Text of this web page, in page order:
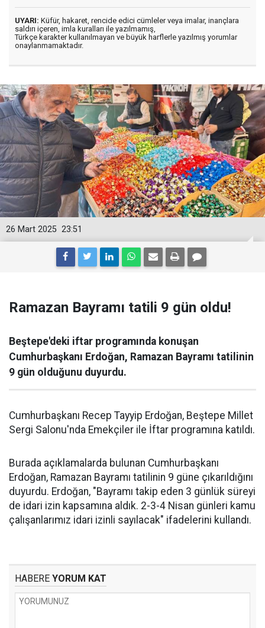
UYARI: Küfür, hakaret, rencide edici cümleler veya imalar, inançlara
saldırı içeren, imla kuralları ile yazılmamış,
Türkçe karakter kullanılmayan ve büyük harflerle yazılmış yorumlar
onaylanmamaktadır.
23:51
26 Mart 2025
Ramazan Bayramı tatili 9 gün oldu!
Beştepe'deki iftar programında konuşan
Cumhurbaşkanı Erdoğan, Ramazan Bayramı tatilinin
9 gün olduğunu duyurdu.
Cumhurbaşkanı Recep Tayyip Erdoğan, Beştepe Millet
Sergi Salonu'nda Emekçiler ile İftar programına katıldı.
Burada açıklamalarda bulunan Cumhurbaşkanı
Erdoğan, Ramazan Bayramı tatilinin 9 güne çıkarıldığını
duyurdu. Erdoğan, "Bayramı takip eden 3 günlük süreyi
de idari izin kapsamına aldık. 2-3-4 Nisan günleri kamu
çalışanlarımız idari izinli sayılacak" ifadelerini kullandı.
HABERE YORUM KAT